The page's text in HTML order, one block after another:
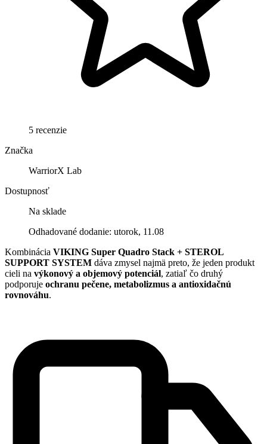
5 recenzie
Značka
WarriorX Lab
Dostupnosť
Na sklade
Odhadované dodanie: utorok, 11.08
Kombinácia VIKING Super Quadro Stack + STEROL
SUPPORT SYSTEM dáva zmysel najmä preto, že jeden produkt
cieli na výkonový a objemový potenciál, zatiaľ čo druhý
podporuje ochranu pečene, metabolizmus a antioxidačnú
rovnováhu.